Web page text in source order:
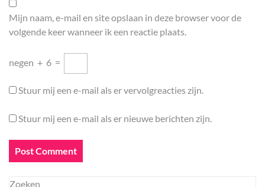
Mijn naam, e-mail en site opslaan in deze browser voor de
volgende keer wanneer ik een reactie plaats.
negen + 6 =
Stuur mij een e-mail als er vervolgreacties zijn.
Stuur mij een e-mail als er nieuwe berichten zijn.
Zoeken